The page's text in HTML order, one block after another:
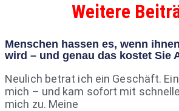
Weitere
Menschen hassen es, wenn
wird – und genau das kostet Sie
Neulich betrat ich ein Geschäft.
mich – und kam sofort mit
mich zu. Meine